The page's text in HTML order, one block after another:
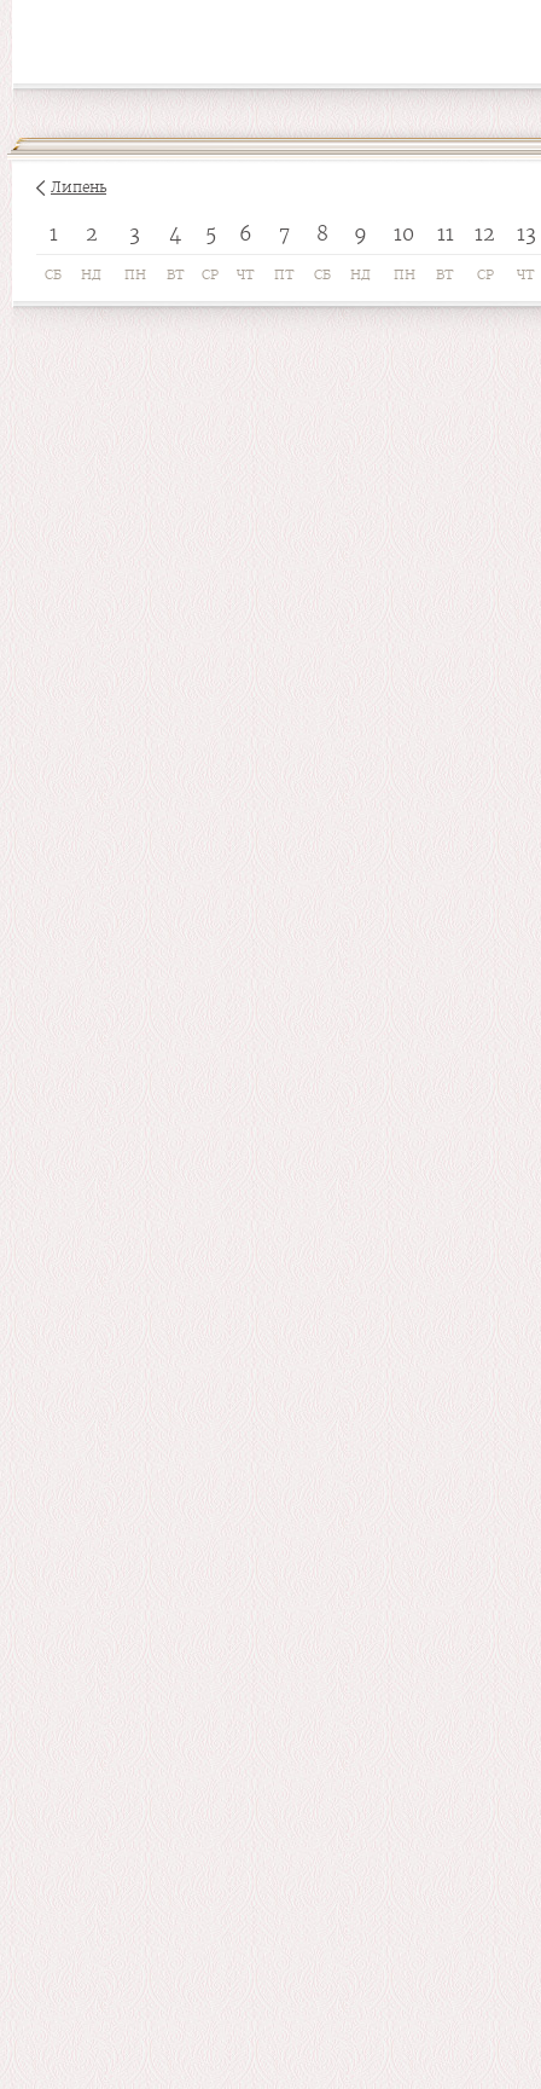
Липень
1 2 3 4 5 6 7 8 9 10 11 12 13
СБ НД ПН ВТ СР ЧТ ПТ СБ НД ПН ВТ СР ЧТ